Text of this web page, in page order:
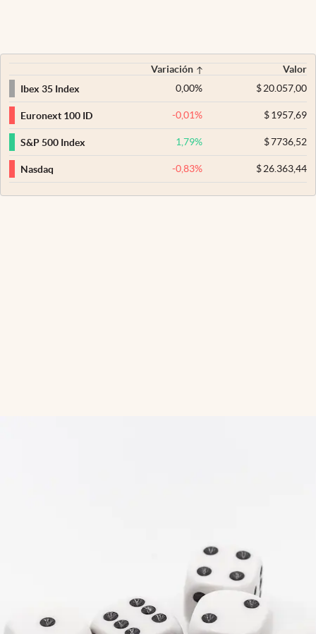
Variación
Valor
Ibex 35 Index
0,00% $20.057,00
Euronext 100 ID -0,01% $1957,69
S&P 500 Index 1,79% $7736,52
Nasdaq -0,83% $26.363,44